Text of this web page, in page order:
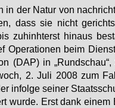
in der Na­tur von
dass sie nicht
zu­h­inhterst hin­aus
Ope­ra­tio­nen beim
(DAP) in
2. Ju­li 2008 zum
in­fol­ge sei­ner
wur­de. Erst dank